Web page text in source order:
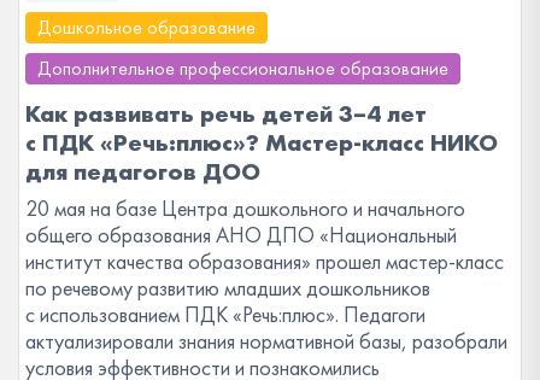
Дошкольное образование
Дополнительное профессиональное образование
Как развивать речь детей 3–4 лет
с ПДК «Речь:плюс»? Мастер-класс НИКО
для педагогов ДОО
20 мая на базе Центра дошкольного и начального
общего образования АНО ДПО «Национальный
институт качества образования» прошел мастер-класс
по речевому развитию младших дошкольников
с использованием ПДК «Речь:плюс». Педагоги
актуализировали знания нормативной базы, разобрали
условия эффективности и познакомились